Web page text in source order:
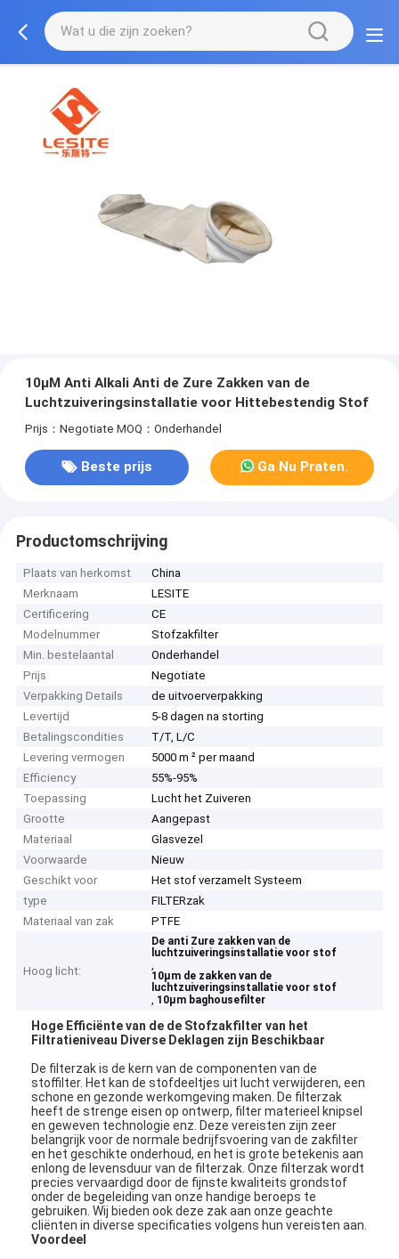
10µM Anti Alkali Anti de Zure Zakken van de
Luchtzuiveringsinstallatie voor Hittebestendig Stof
Prijs：Negotiate MOQ：Onderhandel
Beste prijs Ga Nu Praten.
Productomschrijving
Plaats van herkomst
China
Merknaam
LESITE
Certificering
CE
Modelnummer
Stofzakfilter
Min. bestelaantal
Onderhandel
Prijs
Negotiate
Verpakking Details
de uitvoerverpakking
Levertijd
5-8 dagen na storting
Betalingscondities
T/T, L/C
Levering vermogen
5000 m ² per maand
Efficiency
55%-95%
Toepassing
Lucht het Zuiveren
Grootte
Aangepast
Materiaal
Glasvezel
Voorwaarde
Nieuw
Geschikt voor
Het stof verzamelt Systeem
type
FILTERzak
Materiaal van zak
PTFE
Hoog licht:
De anti Zure zakken van de
luchtzuiveringsinstallatie voor stof
,
10µm de zakken van de
luchtzuiveringsinstallatie voor stof
, 10µm baghousefilter
Hoge Efficiënte van de de Stofzakfilter van het
Filtratieniveau Diverse Deklagen zijn Beschikbaar
De filterzak is de kern van de componenten van de
stoffilter. Het kan de stofdeeltjes uit lucht verwijderen, een
schone en gezonde werkomgeving maken. De filterzak
heeft de strenge eisen op ontwerp, filter materieel knipsel
en geweven technologie enz. Deze vereisten zijn zeer
belangrijk voor de normale bedrijfsvoering van de zakfilter
en het geschikte onderhoud, en het is grote betekenis aan
enlong de levensduur van de filterzak. Onze filterzak wordt
precies vervaardigd door de fijnste kwaliteits grondstof
onder de begeleiding van onze handige beroeps te
gebruiken. Wij bieden ook deze zak aan onze geachte
cliënten in diverse specificaties volgens hun vereisten aan.
Voordeel